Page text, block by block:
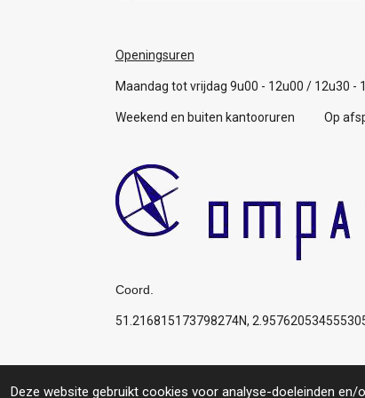
Deze website gebruikt cookies voor analyse-doeleinden
Openingsuren
Maandag tot vrijdag 9u00 - 12u00 / 12u30 -
Weekend en buiten kantooruren Op
Coord.
51.216815173798274N,
Algemene voorwaarden
© 2019 Compas: Service for you, your boat,